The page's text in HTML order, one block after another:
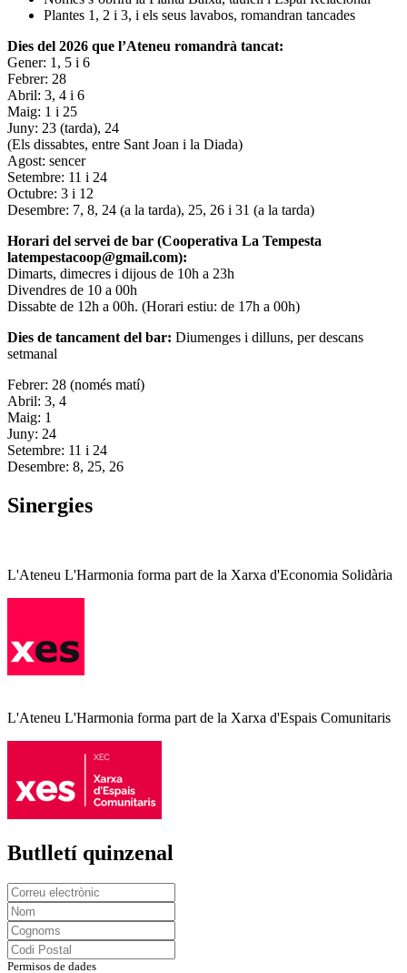
Plantes 1, 2 i 3, i els seus lavabos, romandran tancades
Dies del 2026 que l’Ateneu romandrà tancat:
Gener: 1, 5 i 6
Febrer: 28
Abril: 3, 4 i 6
Maig: 1 i 25
Juny: 23 (tarda), 24
(Els dissabtes, entre Sant Joan i la Diada)
Agost: sencer
Setembre: 11 i 24
Octubre: 3 i 12
Desembre: 7, 8, 24 (a la tarda), 25, 26 i 31 (a la tarda)
Horari del servei de bar (Cooperativa La Tempesta
latempestacoop@gmail.com):
Dimarts, dimecres i dijous de 10h a 23h
Divendres de 10 a 00h
Dissabte de 12h a 00h. (Horari estiu: de 17h a 00h)
Dies de tancament del bar: Diumenges i dilluns, per descans
setmanal
Febrer: 28 (només matí)
Abril: 3, 4
Maig: 1
Juny: 24
Setembre: 11 i 24
Desembre: 8, 25, 26
Sinergies
L'Ateneu L'Harmonia forma part de la Xarxa d'Economia Solidària
L'Ateneu L'Harmonia forma part de la Xarxa d'Espais Comunitaris
Butlletí quinzenal
Permisos de dades